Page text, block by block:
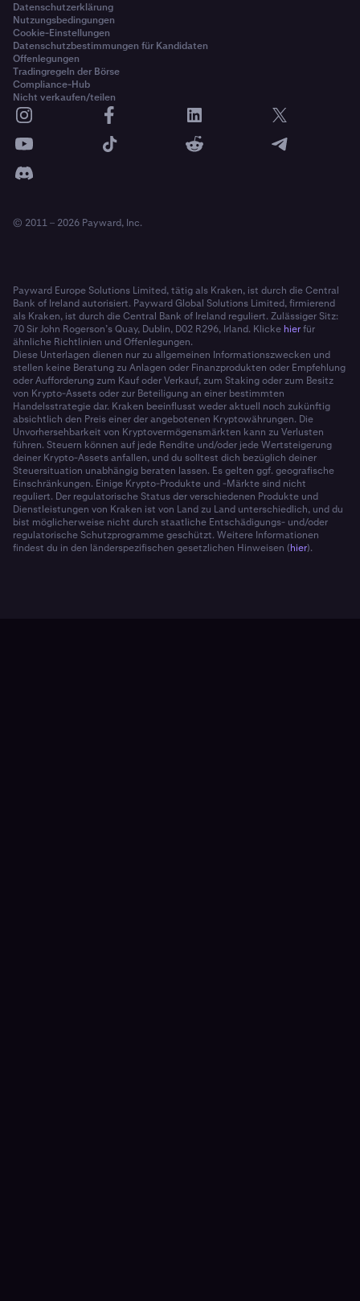
Datenschutzerklärung
Nutzungsbedingungen
Cookie-Einstellungen
Datenschutzbestimmungen für Kandidaten
Offenlegungen
Tradingregeln der Börse
Compliance-Hub
Nicht verkaufen/teilen
© 2011 – 2026 Payward, Inc.
Payward Europe Solutions Limited, tätig als Kraken, ist durch die Central
Bank of Ireland autorisiert. Payward Global Solutions Limited, firmierend
als Kraken, ist durch die Central Bank of Ireland reguliert. Zulässiger Sitz:
70 Sir John Rogerson’s Quay, Dublin, D02 R296, Irland. Klicke hierfür
ähnliche Richtlinien und Offenlegungen.
Diese Unterlagen dienen nur zu allgemeinen Informationszwecken und
stellen keine Beratung zu Anlagen oder Finanzprodukten oder Empfehlung
oder Aufforderung zum Kauf oder Verkauf, zum Staking oder zum Besitz
von Krypto-Assets oder zur Beteiligung an einer bestimmten
Handelsstrategie dar. Kraken beeinflusst weder aktuell noch zukünftig
absichtlich den Preis einer der angebotenen Kryptowährungen. Die
Unvorhersehbarkeit von Kryptovermögensmärkten kann zu Verlusten
führen. Steuern können auf jede Rendite und/oder jede Wertsteigerung
deiner Krypto-Assets anfallen, und du solltest dich bezüglich deiner
Steuersituation unabhängig beraten lassen. Es gelten ggf. geografische
Einschränkungen. Einige Krypto-Produkte und -Märkte sind nicht
reguliert. Der regulatorische Status der verschiedenen Produkte und
Dienstleistungen von Kraken ist von Land zu Land unterschiedlich, und du
bist möglicherweise nicht durch staatliche Entschädigungs- und/oder
regulatorische Schutzprogramme geschützt. Weitere Informationen
findest du in den länderspezifischen gesetzlichen Hinweisen (hier).